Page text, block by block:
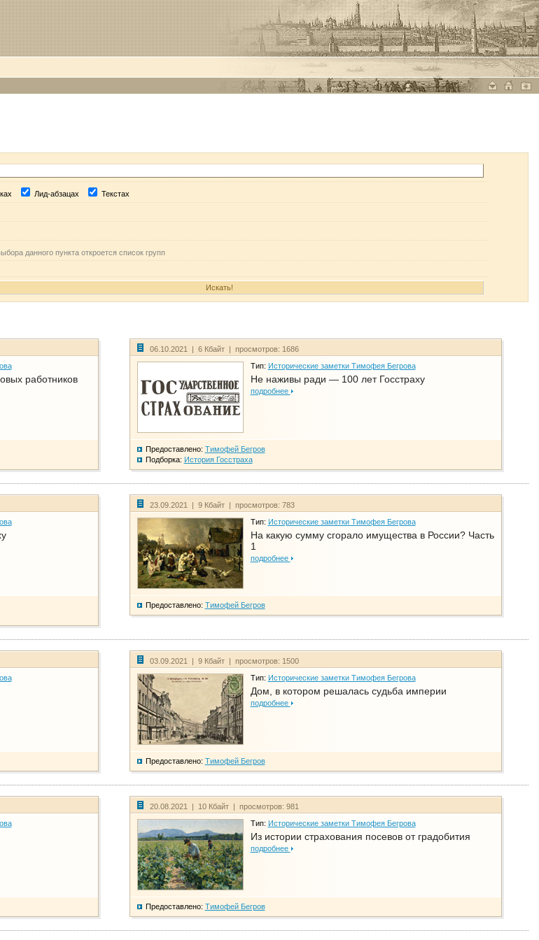
Лид-абзацах Текстах
данного пункта откроется список групп
работников
06.10.2021 | 6 Кбайт | просмотров: 1686
Тип: Исторические заметки Тимофея Бегрова
Не наживы ради — 100 лет Госстраху
подробнее
Предоставлено: Тимофей Бегров
Подборка: История Госстраха
23.09.2021 | 9 Кбайт | просмотров: 783
Тип: Исторические заметки Тимофея Бегрова
На какую сумму сгорало имущества в России? Часть
1
подробнее
Предоставлено: Тимофей Бегров
03.09.2021 | 9 Кбайт | просмотров: 1500
Тип: Исторические заметки Тимофея Бегрова
Дом, в котором решалась судьба империи
подробнее
Предоставлено: Тимофей Бегров
20.08.2021 | 10 Кбайт | просмотров: 981
Тип: Исторические заметки Тимофея Бегрова
Из истории страхования посевов от градобития
подробнее
Предоставлено: Тимофей Бегров